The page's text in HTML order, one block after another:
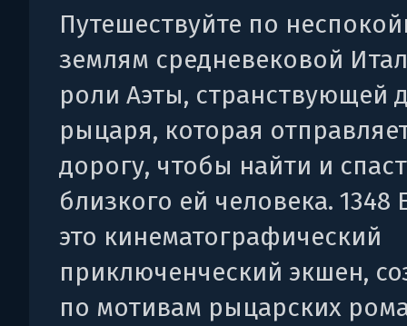
Путешествуйте по
землям средневековой
роли Аэты, странствующей
рыцаря, которая
дорогу, чтобы найти и
близкого ей человека. 1348
это кинематографический
приключенческий экшен,
по мотивам рыцарских